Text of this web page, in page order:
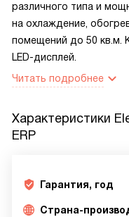
различного типа и
на охлаждение,
помещений до 50 кв.м.
LED-дисплей.
Читать подробнее
Характеристики
ERP
Гарантия, год
Страна-